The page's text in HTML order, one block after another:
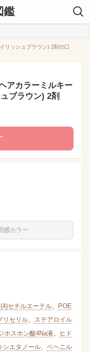
鑑
リッシュブラウン) 2剤の口
アカラーミルキー
ブラウン) 2剤
感カラー
セチルエーテル、 POE
リセリル、
ステアロイル
ホスホン酸4Na液
ヒド
シエタノール、 ベヘニル